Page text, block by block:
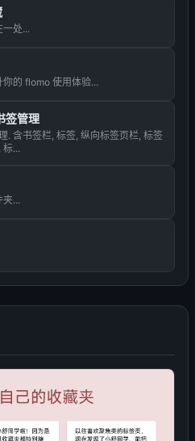
一处...
的 flomo 使用体验...
签管理
. 含书签栏, 标签, 纵向标签页栏, 标签
标...
夹...